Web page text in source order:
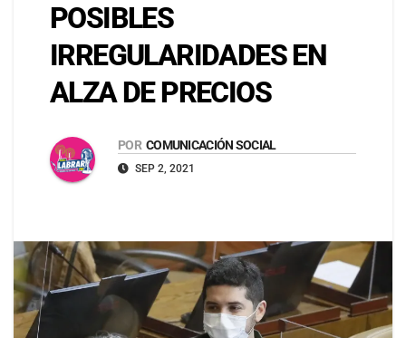
POSIBLES
IRREGULARIDADES EN
ALZA DE PRECIOS
POR COMUNICACIÓN SOCIAL
SEP 2, 2021